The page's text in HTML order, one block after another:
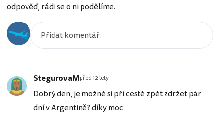
odpověď, rádi se o ni podělíme.
StegurovaMpřed 12 lety
Dobrý den, je možné si pří cestě zpět zdržet pár
dní v Argentině? díky moc